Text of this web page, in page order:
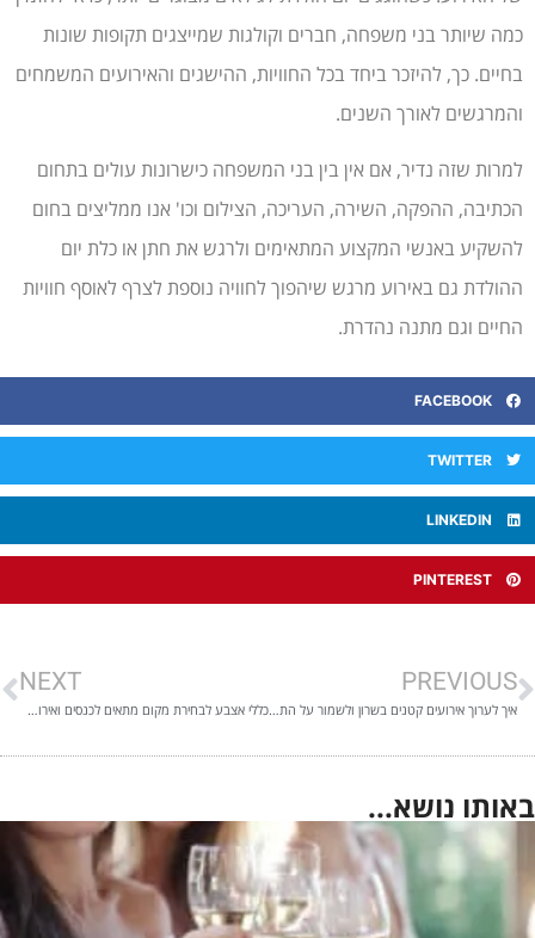
כמה שיותר בני משפחה, חברים וקולגות שמייצגים תקופות שונות
בחיים. כך, להיזכר ביחד בכל החוויות, ההישגים והאירועים המשמחים
והמרגשים לאורך השנים.
למרות שזה נדיר, אם אין בין בני המשפחה כישרונות עולים בתחום
הכתיבה, ההפקה, השירה, העריכה, הצילום וכו' אנו ממליצים בחום
להשקיע באנשי המקצוע המתאימים ולרגש את חתן או כלת יום
ההולדת גם באירוע מרגש שיהפוך לחוויה נוספת לצרף לאוסף חוויות
החיים וגם מתנה נהדרת.
FACEBOOK
TWITTER
LINKEDIN
PINTEREST
PREVIOUS
איך לערוך אירועים קטנים בשרון ולשמור על התקציב?
NEXT
כללי אצבע לבחירת מקום מתאים לכנסים ואירועים
נושא...